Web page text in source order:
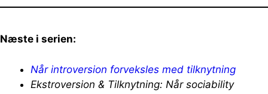
Næste i serien:
Når introversion forveksles med tilknytning
Ekstroversion & Tilknytning: Når sociability